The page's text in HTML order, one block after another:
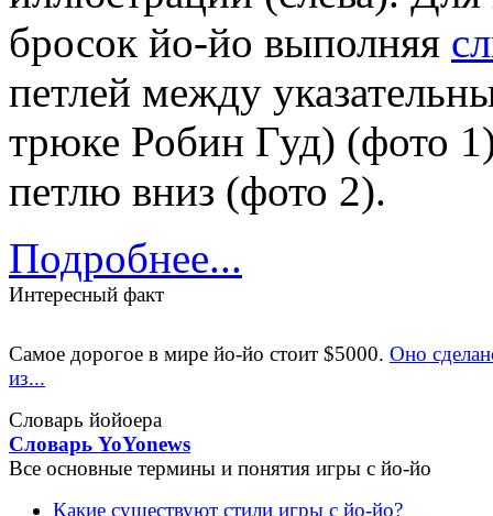
бросок йо-йо выполняя
петлей между
трюке Робин Гуд) (фото
петлю вниз (фото 2).
Подробнее...
Интересный факт
Самое дорогое в мире йо-йо стоит $5000. Оно
из...
Словарь йойоера
Словарь YoYonews
Все основные термины и понятия игры с йо-йо
Какие существуют стили игры с йо-йо?